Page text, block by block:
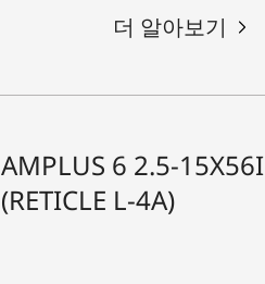
더 알아보기
AMPLUS 6 2.5-15X56I
(RETICLE L-4A)